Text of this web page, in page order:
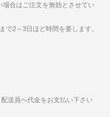
場合はご注文を無効とさせてい
で2～3日ほど時間を要します。
送員へ代金をお支払い下さい